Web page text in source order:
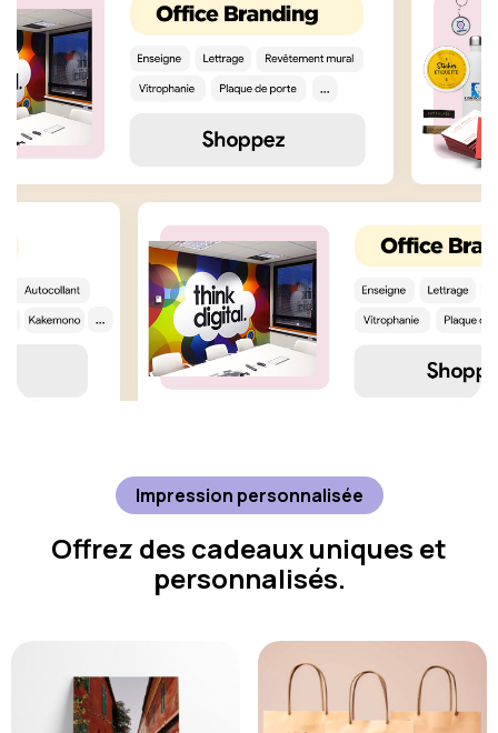
Impression personnalisée
Offrez des cadeaux uniques et
personnalisés.